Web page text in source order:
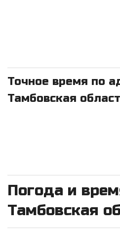
Точное время по
Тамбовская
Погода и
Тамбовская